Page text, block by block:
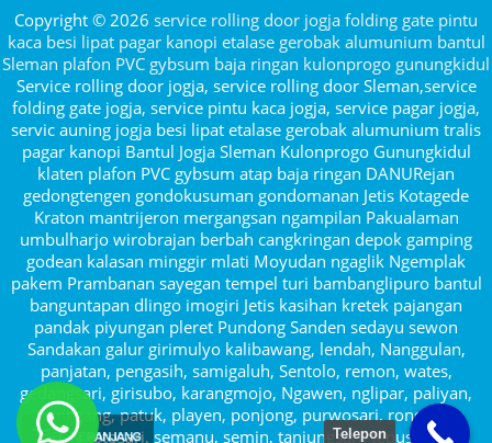
Copyright © 2026 service rolling door jogja folding gate pintu
kaca besi lipat pagar kanopi etalase gerobak alumunium bantul
Sleman plafon PVC gybsum baja ringan kulonprogo gunungkidul
Service rolling door jogja, service rolling door Sleman,service
folding gate jogja, service pintu kaca jogja, service pagar jogja,
servic auning jogja besi lipat etalase gerobak alumunium tralis
pagar kanopi Bantul Jogja Sleman Kulonprogo Gunungkidul
klaten plafon PVC gybsum atap baja ringan DANURejan
gedongtengen gondokusuman gondomanan Jetis Kotagede
Kraton mantrijeron mergangsan ngampilan Pakualaman
umbulharjo wirobrajan berbah cangkringan depok gamping
godean kalasan minggir mlati Moyudan ngaglik Ngemplak
pakem Prambanan sayegan tempel turi bambanglipuro bantul
banguntapan dlingo imogiri Jetis kasihan kretek pajangan
pandak piyungan pleret Pundong Sanden sedayu sewon
Sandakan galur girimulyo kalibawang, lendah, Nanggulan,
panjatan, pengasih, samigaluh, Sentolo, remon, wates,
gedangsari, girisubo, karangmojo, Ngawen, nglipar, paliyan,
panggang, patuk, playen, ponjong, purwosari, rongkop,
saptosari, semanu, semin, tanjungsari, tepus,
Telepon